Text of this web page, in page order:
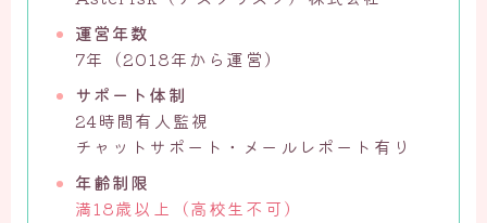
運営年数
7年（2018年から運営）
サポート体制
24時間有人監視
チャットサポート・メールレポート有り
年齢制限
満18歳以上（高校生不可）